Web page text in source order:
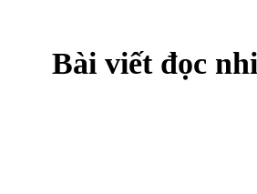
Bài viết đọc